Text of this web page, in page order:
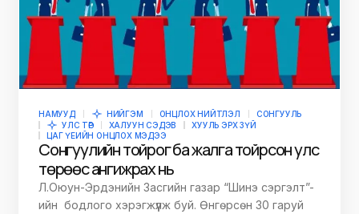
НАМУУД НИЙГЭМ ОНЦЛОХ НИЙТЛЭЛ
СОНГУУЛЬ
УЛС ТӨР
ХАЛУУН СЭДЭВ
ХУУЛЬ ЭРХ ЗҮЙ
ЦАГ ҮЕИЙН ОНЦЛОХ МЭДЭЭ
Сонгуулийн тойрог ба жалга тойрсон улс
төрөөс ангижрах нь
Л.Оюун-Эрдэнийн Засгийн газар “Шинэ сэргэлт”-
ийн бодлого хэрэгжүүлж буй. Өнгөрсөн 30 гаруй